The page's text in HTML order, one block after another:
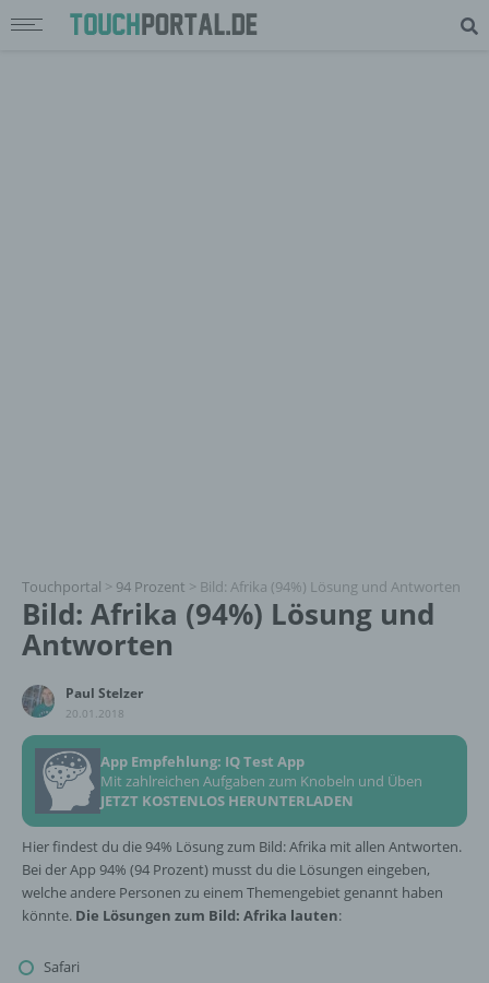
Touchportal > 94 Prozent > Bild: Afrika (94%) Lösung und Antworten
Bild: Afrika (94%) Lösung und
Antworten
Paul Stelzer
20.01.2018
App Empfehlung: IQ Test App
Mit zahlreichen Aufgaben zum Knobeln und Üben
JETZT KOSTENLOS HERUNTERLADEN
Hier findest du die 94% Lösung zum Bild: Afrika mit allen Antworten.
Bei der App 94% (94 Prozent) musst du die Lösungen eingeben,
welche andere Personen zu einem Themengebiet genannt haben
könnte. Die Lösungen zum Bild: Afrika lauten:
Safari